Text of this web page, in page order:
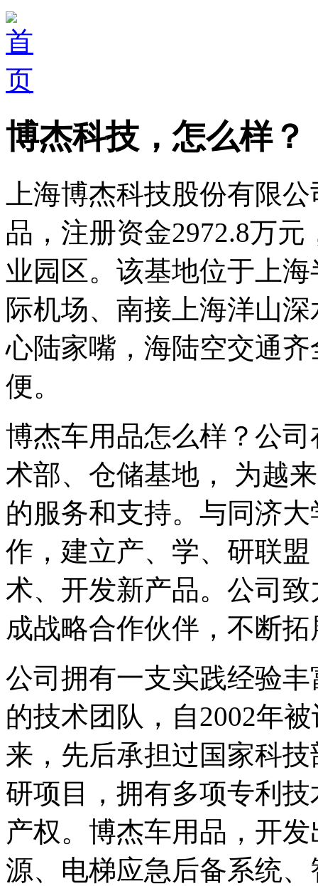
博杰科技，怎么样？
上海博杰科技股份有限
品，注册资金2972.8万
业园区。该基地位于上
际机场、南接上海洋山
心陆家嘴，海陆空交通
便。
博杰车用品怎么样？公
术部、仓储基地， 为越
的服务和支持。与同济
作，建立产、学、研联
术、开发新产品。公司
成战略合作伙伴，不断
公司拥有一支实践经验
的技术团队，自2002年
来，先后承担过国家科
研项目，拥有多项专利
产权。博杰车用品，开
源、电梯应急后备系统